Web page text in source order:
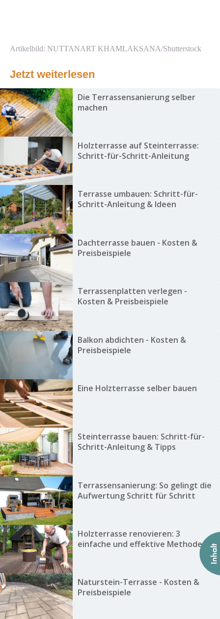
Artikelbild: NUTTANART KHAMLAKSANA/Shutterstock
Jetzt weiterlesen
Die Terrassensanierung selber
machen
Holzterrasse auf Steinterrasse:
Schritt-für-Schritt-Anleitung
Terrasse umbauen: Schritt-für-
Schritt-Anleitung & Ideen
Dachterrasse bauen - Kosten &
Preisbeispiele
Terrassenplatten verlegen -
Kosten & Preisbeispiele
Balkon abdichten - Kosten &
Preisbeispiele
Eine Holzterrasse selber bauen
Steinterrasse bauen: Schritt-für-
Schritt-Anleitung & Tipps
Terrassensanierung: So gelingt die
Aufwertung Schritt für Schritt
Holzterrasse renovieren: 3
einfache und effektive Methoden
Naturstein-Terrasse - Kosten &
Preisbeispiele